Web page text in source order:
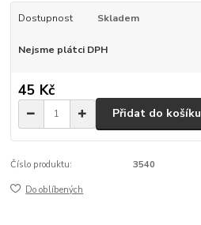
Dostupnost Skladem
Nejsme plátci DPH
45 Kč
Přidat do košíku
Číslo produktu: 3540
Do oblíbených